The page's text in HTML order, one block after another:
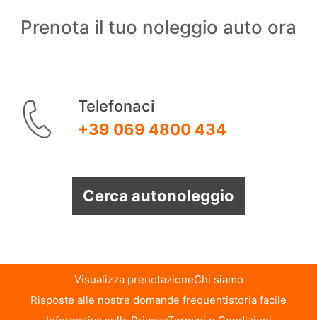
Prenota il tuo noleggio auto ora
Telefonaci
+39 069 4800 434
Cerca autonoleggio
Visualizza prenotazioneChi siamo
Risposte alle nostre domande frequentistoria facile